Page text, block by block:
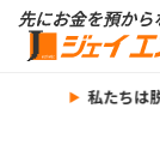
私たちは